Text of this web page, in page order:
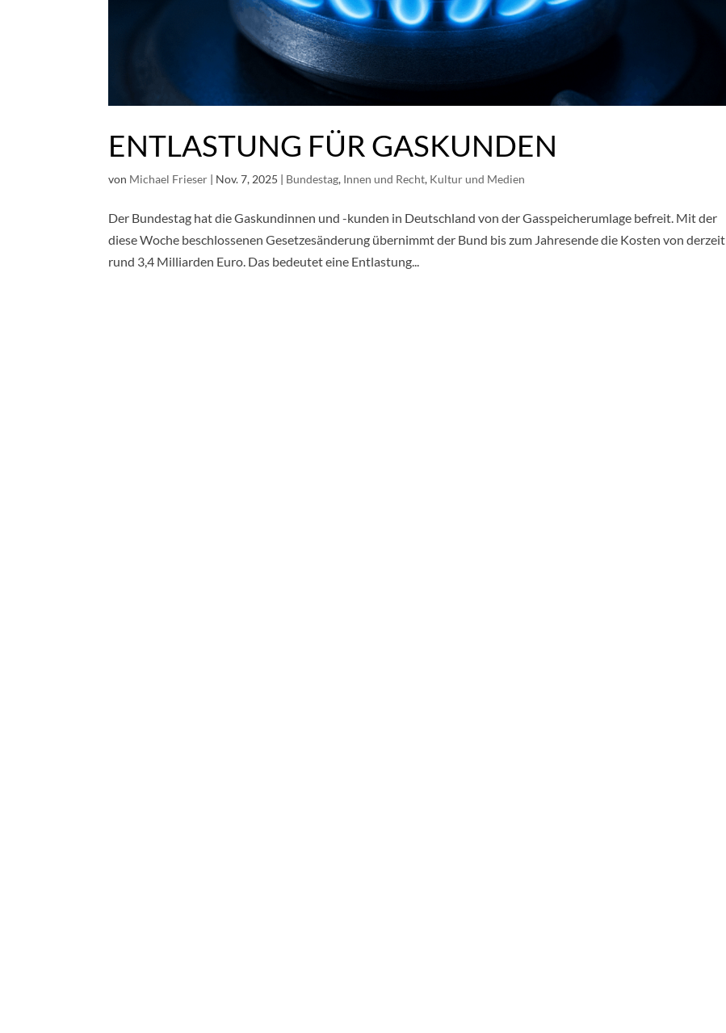
ENTLASTUNG FÜR GASKUNDEN
von Michael Frieser | Nov. 7, 2025 | Bundestag, Innen und Recht, Kultur und Medien
Der Bundestag hat die Gaskundinnen und -kunden in Deutschland von der Gasspeicherumlage befreit. Mit der
diese Woche beschlossenen Gesetzesänderung übernimmt der Bund bis zum Jahresende die Kosten von derzeit
rund 3,4 Milliarden Euro. Das bedeutet eine Entlastung...